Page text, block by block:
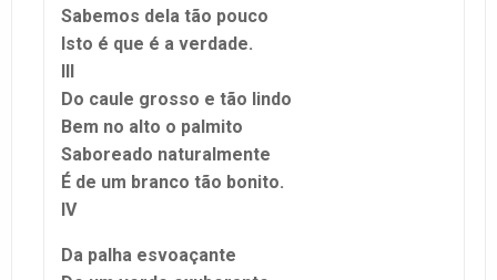
Sabemos dela tão pouco
Isto é que é a verdade.
III
Do caule grosso e tão lindo
Bem no alto o palmito
Saboreado naturalmente
É de um branco tão bonito.
IV
Da palha esvoaçante